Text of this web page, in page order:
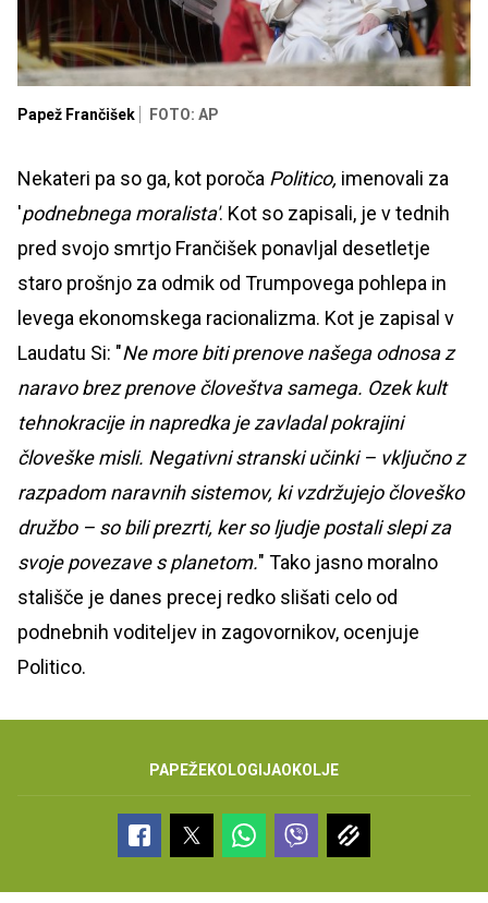
Papež Frančišek FOTO: AP
Nekateri pa so ga, kot poroča Politico, imenovali za
'podnebnega moralista'. Kot so zapisali, je v tednih
pred svojo smrtjo Frančišek ponavljal desetletje
staro prošnjo za odmik od Trumpovega pohlepa in
levega ekonomskega racionalizma. Kot je zapisal v
Laudatu Si: "Ne more biti prenove našega odnosa z
naravo brez prenove človeštva samega. Ozek kult
tehnokracije in napredka je zavladal pokrajini
človeške misli. Negativni stranski učinki – vključno z
razpadom naravnih sistemov, ki vzdržujejo človeško
družbo – so bili prezrti, ker so ljudje postali slepi za
svoje povezave s planetom." Tako jasno moralno
stališče je danes precej redko slišati celo od
podnebnih voditeljev in zagovornikov, ocenjuje
Politico.
PAPEŽEKOLOGIJAOKOLJE